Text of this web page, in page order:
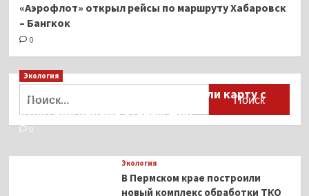
«Аэрофлот» открыл рейсы по маршруту Хабаровск
– Бангкок
0
Экология
Для автомобилистов разработали карту с
пунктами приёма старых шин
0
Экология
В Пермском крае построили
новый комплекс обработки ТКО